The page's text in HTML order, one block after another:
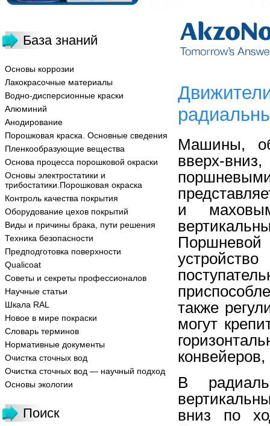
База знаний
Основы коррозии
Лакокрасочные материалы
Водно-дисперсионные краски
Алюминий
Анодирование
Порошковая краска. Основные сведения
Пленкообразующие вещества
Основа процесса порошковой окраски
Основы электростатики и
трибостатики.Порошковая окраска
Контроль качества покрытия
Оборудование цехов покрытий
Виды и причины брака, пути решения
Техника безопасности
Предподготовка поверхности
Qualicoat
Советы и секреты профессионалов
Научные статьи
Шкала RAL
Новое в мире покраски
Словарь терминов
Нормативные документы
Очистка сточных вод
Очистка сточных вод — научный подход
Основы экологии
Поиск
Машины,
вверх-
и
также
могут
В
вниз по